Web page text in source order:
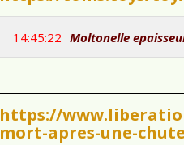
14:45:22 Moltonelle
https://
mort-apres-une-